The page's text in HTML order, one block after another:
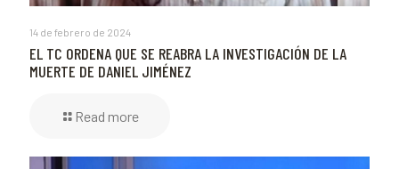
14 de febrero de 2024
EL TC ORDENA QUE SE REABRA LA INVESTIGACIÓN DE LA
MUERTE DE DANIEL JIMÉNEZ
Read more